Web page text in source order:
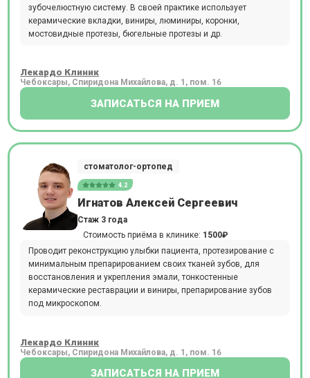
зубочелюстную систему. В своей практике использует
керамические вкладки, виниры, люминиры, коронки,
мостовидные протезы, бюгельные протезы и др.
Лекардо Клиник
Чебоксары, Спиридона Михайлова, д. 1, пом. 16
ЗАПИСАТЬСЯ НА ПРИЕМ
стоматолог-ортопед
4.2
Игнатов Алексей Сергеевич
Стаж 3 года
Стоимость приёма в клинике: 1500₽
Проводит реконструкцию улыбки пациента, протезирование с
минимальным препарированием своих тканей зубов, для
восстановления и укрепления эмали, тонкостенные
керамические реставрации и виниры, препарирование зубов
под микроскопом.
Лекардо Клиник
Чебоксары, Спиридона Михайлова, д. 1, пом. 16
ЗАПИСАТЬСЯ НА ПРИЕМ